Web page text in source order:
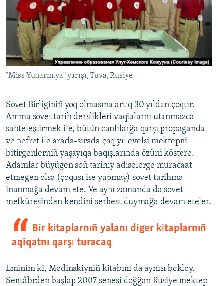
"Miss Yunarmiya" yarışı, Tuva, Rusiye
Sovet Birliginiñ yoq olmasına artıq 30 yıldan çoqtır.
Amma sovet tarih derslikleri vaqialarnı utanmazca
sahteleştirmek ile, bütün canlılarğa qarşı propaganda
ve nefret ile arada-sırada çoq yıl evelsi mektepni
bitirgenlerniñ yaşayıqa baqışlarında özüni köstere.
Adamlar büyügen soñ tarihiy adiselerge muracaat
etmegen olsa (çoqusı ise yapmay) sovet tarihına
inanmağa devam ete. Ve aynı zamanda da sovet
mefküresinden kendini serbest duymağa devam eteler.
Bir kitaplarnıñ yalanı diger kitaplarnıñ
aqiqatnı qarşı turacaq
Eminim ki, Medinskiyniñ kitabını da aynısı bekley.
Sentâbrden başlap 2007 senesi doğğan Rusiye mektep